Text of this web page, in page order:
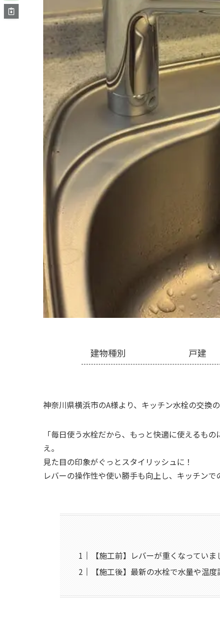
建物種別 戸建
神奈川県横浜市のA様より、キッチン水栓の交換
「毎日使う水栓だから、もっと快適に使えるも
え。
見た目の印象がぐっとスタイリッシュに！
レバーの操作性や使い勝手も向上し、キッチン
【施工前】レバーが重くなっていま
【施工後】最新の水栓で水量や温